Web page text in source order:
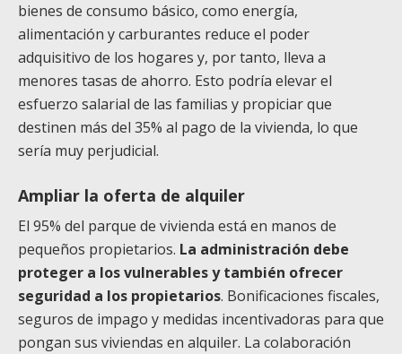
bienes de consumo básico, como energía,
alimentación y carburantes reduce el poder
adquisitivo de los hogares y, por tanto, lleva a
menores tasas de ahorro. Esto podría elevar el
esfuerzo salarial de las familias y propiciar que
destinen más del 35% al pago de la vivienda, lo que
sería muy perjudicial.
Ampliar la oferta de alquiler
El 95% del parque de vivienda está en manos de
pequeños propietarios. La administración debe
proteger a los vulnerables y también ofrecer
seguridad a los propietarios. Bonificaciones fiscales,
seguros de impago y medidas incentivadoras para que
pongan sus viviendas en alquiler. La colaboración